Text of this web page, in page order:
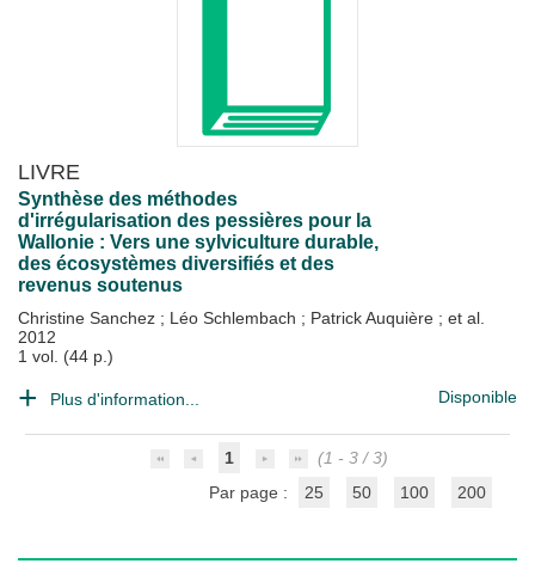
LIVRE
Synthèse des méthodes
d'irrégularisation des pessières pour la
Wallonie : Vers une sylviculture durable,
des écosystèmes diversifiés et des
revenus soutenus
Christine Sanchez ; Léo Schlembach ; Patrick Auquière ; et al.
2012
1 vol. (44 p.)
Plus d'information... Disponible
1
(1 - 3 / 3)
Par page :
25 50 100 200